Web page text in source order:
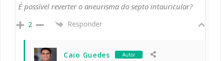
É possível reverter o aneurisma do septo intauricular?
2 Responder
Caio Guedes Autor